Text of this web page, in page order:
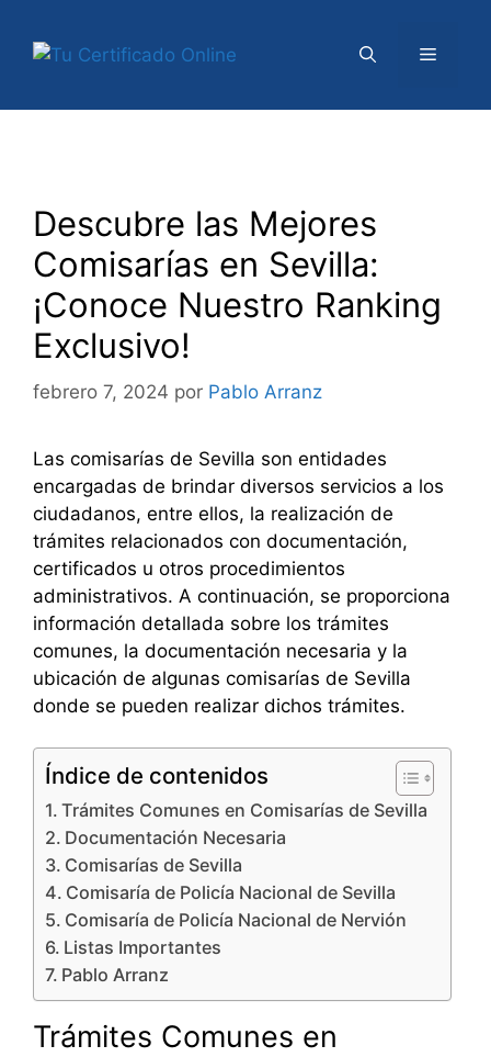
contenido
Menú
Descubre las Mejores
Comisarías en Sevilla:
¡Conoce Nuestro Ranking
Exclusivo!
febrero 7, 2024 por Pablo Arranz
Las comisarías de Sevilla son entidades
encargadas de brindar diversos servicios a los
ciudadanos, entre ellos, la realización de
trámites relacionados con documentación,
certificados u otros procedimientos
administrativos. A continuación, se proporciona
información detallada sobre los trámites
comunes, la documentación necesaria y la
ubicación de algunas comisarías de Sevilla
donde se pueden realizar dichos trámites.
Índice de contenidos
Trámites Comunes en Comisarías de Sevilla
Documentación Necesaria
Comisarías de Sevilla
Comisaría de Policía Nacional de Sevilla
Comisaría de Policía Nacional de Nervión
Listas Importantes
Pablo Arranz
Trámites Comunes en